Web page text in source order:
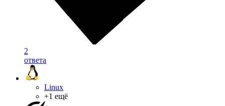
2
ответа
Linux
+1 ещё